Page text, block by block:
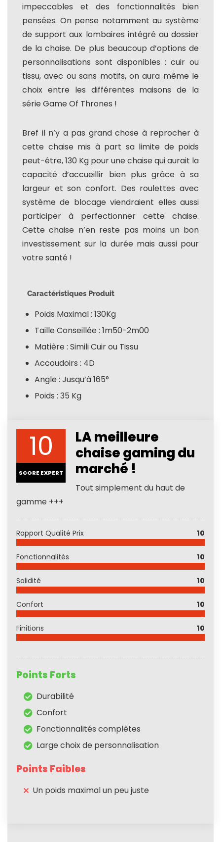
impeccables et des fonctionnalités bien
pensées. On pense notamment au système
de support aux lombaires intégré au dossier
de la chaise. De plus beaucoup d’options de
personnalisations sont disponibles : cuir ou
tissu, avec ou sans motifs, on aura même le
choix entre les différentes maisons de la
série Game Of Thrones !
Bref il n’y a pas grand chose à reprocher à
cette chaise mis à part sa limite de poids
peut-être, 130 Kg pour une chaise qui aurait la
capacité d’accueillir bien plus grâce à sa
largeur et son confort. Des roulettes avec
système de blocage viendraient elles aussi
participer à perfectionner cette chaise.
Cette chaise n’en reste pas moins un bon
investissement sur la durée mais aussi pour
votre santé !
Caractéristiques Produit
Poids Maximal : 130Kg
Taille Conseillée : 1m50-2m00
Matière : Simili Cuir ou Tissu
Accoudoirs : 4D
Angle : Jusqu’à 165°
Poids : 35 Kg
10
SCORE EXPERT
LA meilleure
chaise gaming du
marché !
Tout simplement du haut de
gamme +++
Rapport Qualité Prix 10
Fonctionnalités 10
Solidité 10
Confort 10
Finitions 10
Points Forts
Durabilité
Confort
Fonctionnalités complètes
Large choix de personnalisation
Points Faibles
Un poids maximal un peu juste